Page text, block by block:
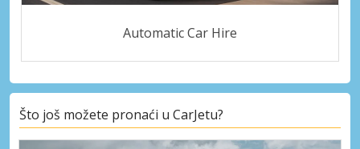
Automatic Car Hire
Što još možete pronaći u CarJetu?